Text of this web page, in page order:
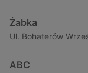
Żabka
Ul. Bohaterów
ABC